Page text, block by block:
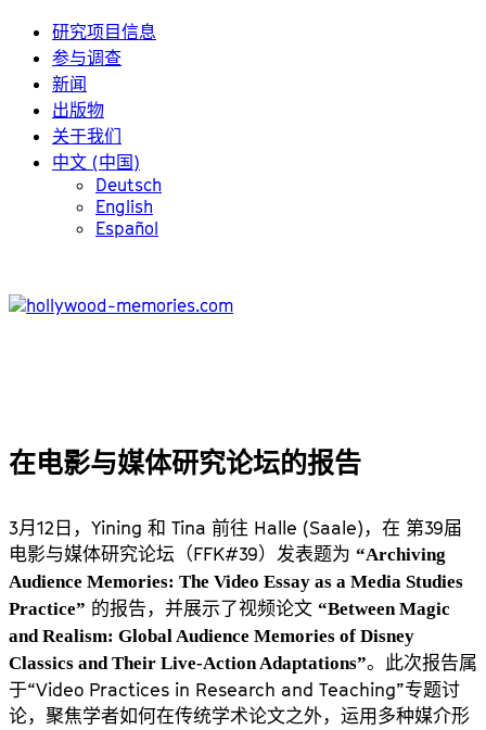
研究项目信息
参与调查
新闻
出版物
关于我们
中文 (中国)
Deutsch
English
Español
在电影与媒体研究论坛的报告
3月12日，Yining 和 Tina 前往 Halle (Saale)，在 第39届
电影与媒体研究论坛（FFK#39）发表题为 “Archiving
Audience Memories: The Video Essay as a Media Studies
Practice” 的报告，并展示了视频论文 “Between Magic
and Realism: Global Audience Memories of Disney
Classics and Their Live-Action Adaptations”。此次报告属
于“Video Practices in Research and Teaching”专题讨
论，聚焦学者如何在传统学术论文之外，运用多种媒介形